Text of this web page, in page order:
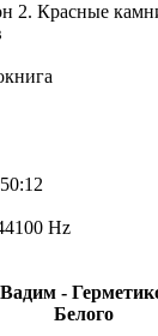
2. Красные
Hz
-
Белого